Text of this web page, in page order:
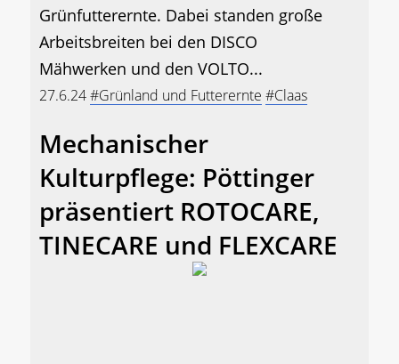
Grünfutterernte. Dabei standen große
Arbeitsbreiten bei den DISCO
Mähwerken und den VOLTO...
27.6.24#Grünland und Futterernte #Claas
Mechanischer
Kulturpflege: Pöttinger
präsentiert ROTOCARE,
TINECARE und FLEXCARE